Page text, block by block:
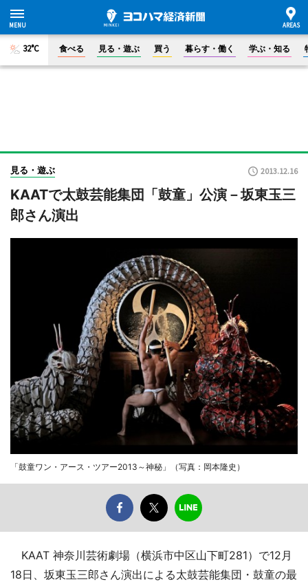
32°C 食べる 見る・遊ぶ 買う 暮らす・働く 学ぶ・知る
見る・遊ぶ 2013.12.16
KAATで太鼓芸能集団「鼓童」公演－坂東玉三
郎さん演出
「鼓童ワン・アース・ツアー2013～神秘」（写真：岡本隆史）
KAAT 神奈川芸術劇場（横浜市中区山下町281）で12月
18日、坂東玉三郎さん演出による太鼓芸能集団・鼓童の最